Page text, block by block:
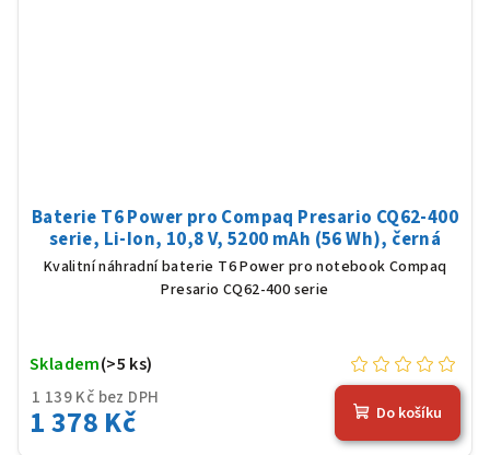
Baterie T6 Power pro Compaq Presario CQ62-400
serie, Li-Ion, 10,8 V, 5200 mAh (56 Wh), černá
Kvalitní náhradní baterie T6 Power pro notebook Compaq
Presario CQ62-400 serie
1 139 Kč bez DPH
1 378 Kč
Skladem(>5 ks)
Do košíku